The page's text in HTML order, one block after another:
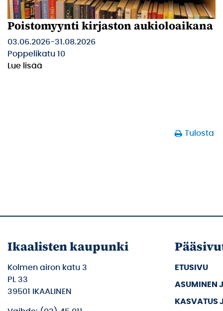
Poistomyynti kirjaston aukioloaikana
03.06.2026-31.08.2026
Poppelikatu 10
Lue lisää
Tulosta
Ikaalisten kaupunki
Kolmen airon katu 3
PL 33
39501 IKAALINEN
ETUSIVU
ASUMINEN
KASVATUS